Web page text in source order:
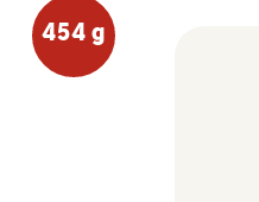
454 g